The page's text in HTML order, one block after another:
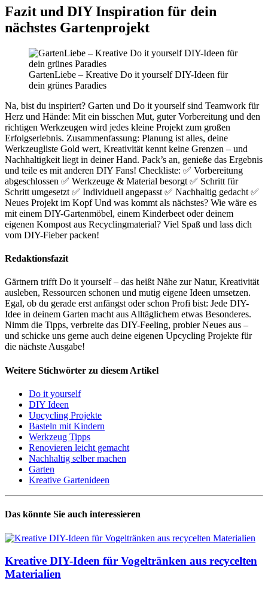
Fazit und DIY Inspiration für dein
nächstes Gartenprojekt
GartenLiebe – Kreative Do it yourself DIY-Ideen für
dein grünes Paradies
Na, bist du inspiriert? Garten und Do it yourself sind Teamwork für
Herz und Hände: Mit ein bisschen Mut, guter Vorbereitung und den
richtigen Werkzeugen wird jedes kleine Projekt zum großen
Erfolgserlebnis. Zusammenfassung: Planung ist alles, deine
Werkzeugliste Gold wert, Kreativität kennt keine Grenzen – und
Nachhaltigkeit liegt in deiner Hand. Pack’s an, genieße das Ergebnis
und teile es mit anderen DIY Fans! Checkliste: ✅ Vorbereitung
abgeschlossen ✅ Werkzeuge & Material besorgt ✅ Schritt für
Schritt umgesetzt ✅ Individuell angepasst ✅ Nachhaltig gedacht ✅
Neues Projekt im Kopf Und was kommt als nächstes? Wie wäre es
mit einem DIY-Gartenmöbel, einem Kinderbeet oder deinem
eigenen Kompost aus Recyclingmaterial? Viel Spaß und lass dich
vom DIY-Fieber packen!
Redaktionsfazit
Gärtnern trifft Do it yourself – das heißt Nähe zur Natur, Kreativität
ausleben, Ressourcen schonen und mutig eigene Ideen umsetzen.
Egal, ob du gerade erst anfängst oder schon Profi bist: Jede DIY-
Idee in deinem Garten macht aus Alltäglichem etwas Besonderes.
Nimm die Tipps, verbreite das DIY-Feeling, probier Neues aus –
und schicke uns gerne auch deine eigenen Upcycling Projekte für
die nächste Ausgabe!
Weitere Stichwörter zu diesem Artikel
Do it yourself
DIY Ideen
Upcycling Projekte
Basteln mit Kindern
Werkzeug Tipps
Renovieren leicht gemacht
Nachhaltig selber machen
Garten
Kreative Gartenideen
Das könnte Sie auch interessieren
Kreative DIY-Ideen für Vogeltränken aus recycelten
Materialien